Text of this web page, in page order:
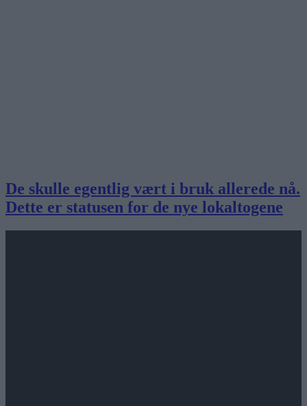
De skulle egentlig vært i bruk allerede nå.
Dette er statusen for de nye lokaltogene